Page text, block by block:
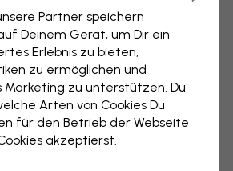
Seite 1 von 3 Seiten
entdecken
Partner speichern
Deinem Gerät, um Dir ein
Erlebnis zu bieten,
zu ermöglichen und
Marketing zu unterstützen. Du
Arten von Cookies Du
für den Betrieb der Webseite
akzeptierst.